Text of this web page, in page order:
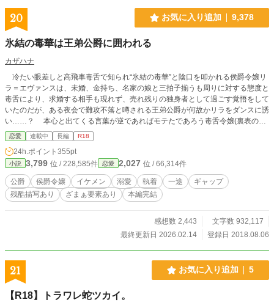
20 お気に入り追加 9,378
氷結の毒華は王弟公爵に囲われる
カザハナ
冷たい眼差しと高飛車毒舌で知られ“氷結の毒華”と陰口を叩かれる侯爵令嬢リ
ラ＝エヴァンスは、未婚、金持ち、名家の娘と三拍子揃うも周りに対する態度と
毒舌により、求婚する相手も現れず、売れ残りの独身者として過ごす覚悟をして
いたのだが、ある夜会で難攻不落と噂される王弟公爵が何故かリラをダンスに誘
い……？ 本心と出てくる言葉が逆であればモテたであろう毒舌令嬢(裏表のギ
ャップあり)と、他人に興味を持てなかった超絶美貌な王弟公爵の攻防戦。 ※不
定期更新です。 ※一話が1000字前後にしてます。 ※エドワルド(王弟公爵)が暴
走してきた為、R18に引き上げて、短編から長編に切り替えます～(〃ω〃)♪
性描写もあるので苦手な方はご注意をΣ(￣ロ￣lll)!!ただし、本番はまだまだ先に
なる予定です♪ 感想コメントに、ちょっとした裏話等含む返答を面白おかし
く？真面目に楽しく書いていますので、そちらも楽しめると思います(笑) どう
ぞ覗いて見て下さいな(〃ω〃)✨ ※皆様のお陰で8/8にホットで8位、恋愛で9位
ンクイン～( 〃▽〃)皆様有難う御座います～ε=ε=(ノ≧∇≦）ノ ※本編は2/26で完
結しました。次は後日談に入ります～(≧▽≦)♪ ※恋愛小説大賞で５位を獲得致し
～(((o(≧▽≦)o)))🎵
恋愛 連載中 長編 R18
24h.ポイント 355pt
小説 3,799 位 / 228,585件 恋愛 2,027 位 / 66,314件
公爵 侯爵令嬢 イケメン 溺愛 執着 一途
ギャップ
残酷描写あり
ざまぁ要素あり 本編完結
感想数 2,443
文字数 932,117
最終更新日 2026.02.14
登録日 2018.08.06
21 お気に入り追加 5
【R18】トラワレ蛇ツカイ。